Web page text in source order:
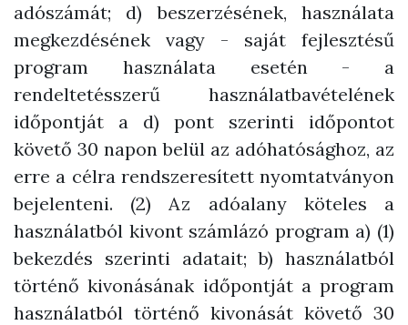
adószámát; d) beszerzésének, használata
megkezdésének vagy - saját fejlesztésű
program használata esetén - a
rendeltetésszerű használatbavételének
időpontját a d) pont szerinti időpontot
követő 30 napon belül az adóhatósághoz, az
erre a célra rendszeresített nyomtatványon
bejelenteni. (2) Az adóalany köteles a
használatból kivont számlázó program a) (1)
bekezdés szerinti adatait; b) használatból
történő kivonásának időpontját a program
használatból történő kivonását követő 30